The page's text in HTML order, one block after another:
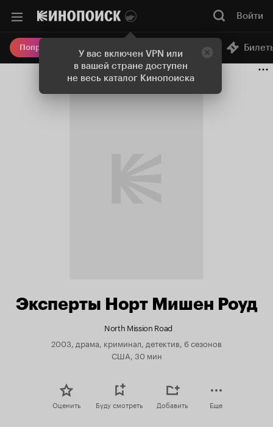
У вас включен VPN или
в вашей стране доступен
не весь каталог Кинопоиска
Войти
Попробовать Плюс Онлайн-кинотеатр
Эксперты Норт Мишен Роуд
North Mission Road
2003, драма, криминал, детектив, 6 сезонов
США, 30 мин
Оценить Буду смотреть Добавить Еще